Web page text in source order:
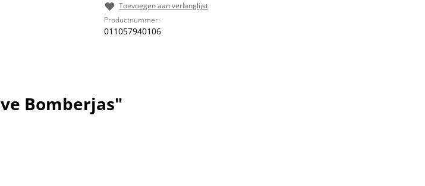
Toevoegen aan verlanglijst
Productnummer:
011057940106
Bomberjas"